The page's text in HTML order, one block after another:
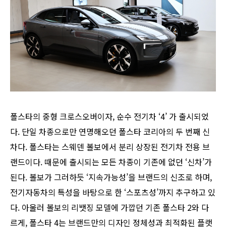
폴스타의 중형 크로스오버이자, 순수 전기차 ‘4’ 가 출시되었
다. 단일 차종으로만 연명해오던 폴스타 코리아의 두 번째 신
차다. 폴스타는 스웨덴 볼보에서 분리 상장된 전기차 전용 브
랜드이다. 때문에 출시되는 모든 차종이 기존에 없던 ‘신차’가
된다. 볼보가 그러하듯 ‘지속가능성’을 브랜드의 신조로 하며,
전기자동차의 특성을 바탕으로 한 ‘스포츠성’까지 추구하고 있
다. 아울러 볼보의 리뱃징 모델에 가깝던 기존 폴스타 2와 다
르게, 폴스타 4는 브랜드만의 디자인 정체성과 최적화된 플랫